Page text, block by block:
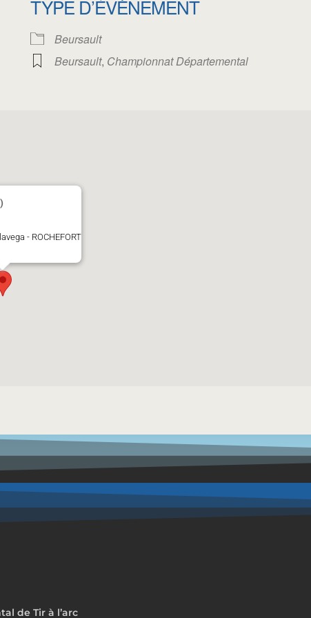
TYPE D’ÉVÈNEMENT
Beursault
Beursault, Championnat Départemental
- ROCHEFORT
de Tir à l’arc